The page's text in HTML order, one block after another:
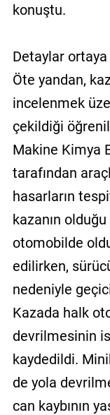
konuştu.
Detaylar ortaya
Öte yandan,
incelenmek
çekildiği
Makine Kimya
tarafından
hasarların
kazanın
otomobilde
edilirken,
nedeniyle
Kazada halk
devrilmesinin
kaydedildi.
de yola
can kaybının